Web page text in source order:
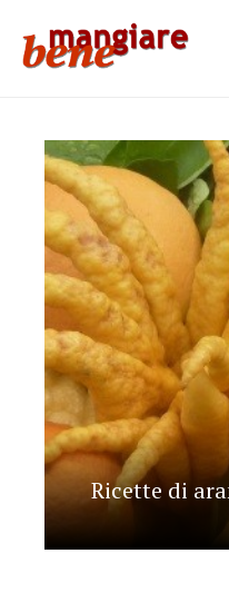
Ricette di